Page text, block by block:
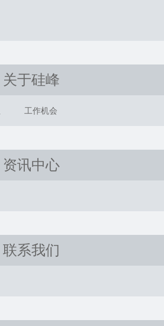
关于硅峰
工作机会
资讯中心
联系我们